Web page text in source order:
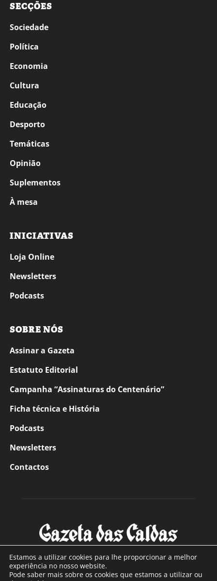
SECÇÕES
Sociedade
Política
Economia
Cultura
Educação
Desporto
Temáticas
Opinião
Suplementos
À mesa
INICIATIVAS
Loja Online
Newsletters
Podcasts
SOBRE NÓS
Assinar a Gazeta
Estatuto Editorial
Campanha “Assinaturas do Centenário”
Ficha técnica e História
Podcasts
Newsletters
Contactos
SOBRE NÓS
Estamos a utilizar cookies para lhe proporcionar a melhor
experiência no nosso website.
Pode saber mais sobre os cookies que estamos a utilizar ou